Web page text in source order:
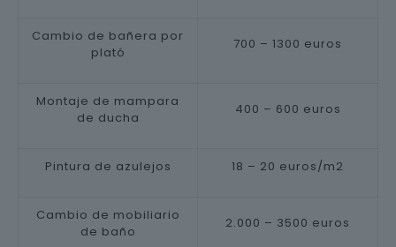
Cambio de bañera por
plató
700 – 1300 euros
Montaje de mampara
de ducha
400 – 600 euros
Pintura de azulejos 18 – 20 euros/m2
Cambio de mobiliario
de baño
2.000 – 3500 euros